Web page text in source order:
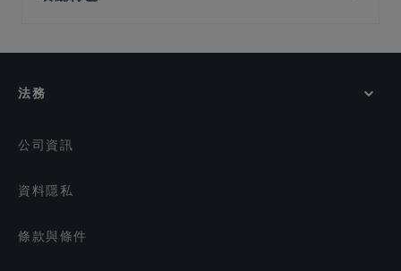
Jaggi’s Northern Indian Cuisine
Old City Biryani
在 新加坡 的 休閒餐廳
法務
公司資訊
資料隱私
條款與條件